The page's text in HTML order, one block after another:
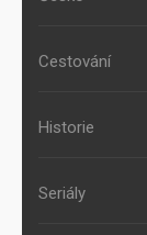
Cestování
Historie
Seriály